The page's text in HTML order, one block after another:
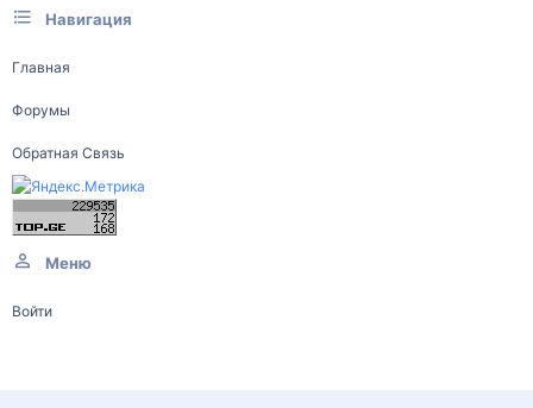
Навигация
Главная
Форумы
Обратная Связь
Меню
Войти